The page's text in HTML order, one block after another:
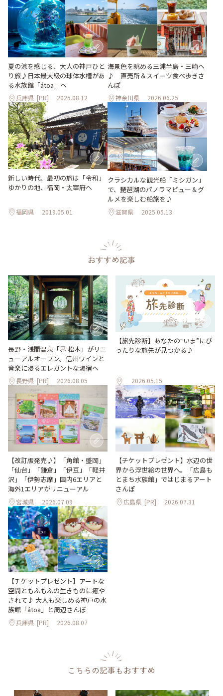
夏の涼を感じる、大人の神戸ひと
り旅♪日本最大級の球体水槽があ
る水族館「átoa」へ
兵庫県 [PR] 2025.08.12
海景色を眺める三浦半島・三崎へ
♪ 直売所＆スイーツ食べ歩きさ
んぽ
神奈川県 2026.06.25
新しい時代、最初の旅は「令和」
ゆかりの地、福岡・太宰府へ
福岡県 2019.05.01
クラシカルな観光船「ミシガン」
で、琵琶湖のパノラマビュー＆グ
ルメを楽しむ船旅を♪
滋賀県 2025.05.13
おすすめ記事
長野・浅間温泉「界 松本」がリニ
ューアルオープン。信州ワインと
音楽に浸るエレガントな湯宿へ
長野県 [PR] 2026.08.05
【旅先診断】あなたの“いま”にぴ
ったりな旅先が見つかる♪
2026.05.15
【改訂版発売♪】「角館・盛岡」
「仙台」「鎌倉」「伊豆」「軽井
沢」「伊勢志摩」国内6エリアと
海外1エリアがリニューアル
宮城県 2026.07.09
【チケットプレゼント】水辺の世
界から浮世絵の世界へ。「広島も
とまち水族館」ではじまるアート
さんぽ
広島県 [PR] 2026.07.31
【チケットプレゼント】アートな
空間ともふもふの生きものに癒や
されて♪ 大人も楽しめる神戸の水
族館「átoa」と周辺さんぽ
兵庫県 [PR] 2026.08.07
こちらの記事もおすすめ